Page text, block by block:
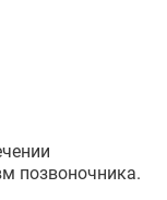
позвоночника.